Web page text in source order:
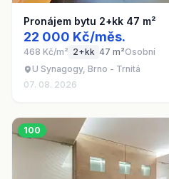
Pronájem bytu 2+kk 47 m²
22 000 Kč/měs.
468 Kč/m² 2+kk 47 m²Osobní
U Synagogy, Brno - Trnitá
07. 08. 2026
100